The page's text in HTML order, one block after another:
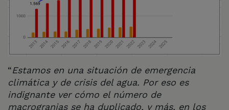
“Estamos en una situación de emergencia
climática y de crisis del agua. Por eso es
indignante ver cómo el número de
macrogranjas se ha duplicado, y más, en los